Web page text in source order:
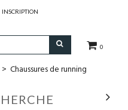
0
INSCRIPTION
> Chaussures de running